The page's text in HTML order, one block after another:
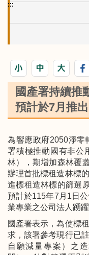
:::
國產署持續推
預計於7月推出
為響應政府2050淨零
署積極推動國有非公
林），期增加森林覆
辦理首批標租造林標
進標租造林標的篩選
預計於115年7月1日
業專業之公司法人踴躍
國產署表示，為使標
求，該署參考現行已
自願減量專案）之